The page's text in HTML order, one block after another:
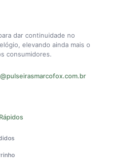
dar continuidade no
elevando ainda mais o
consumidores.